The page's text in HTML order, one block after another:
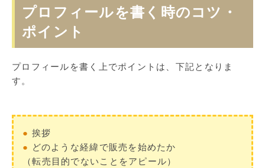
プロフィールを書く時のコツ・
ポイント
プロフィールを書く上でポイントは、下記となりま
す。
● 挨拶
● どのような経緯で販売を始めたか
（転売目的でないことをアピール）